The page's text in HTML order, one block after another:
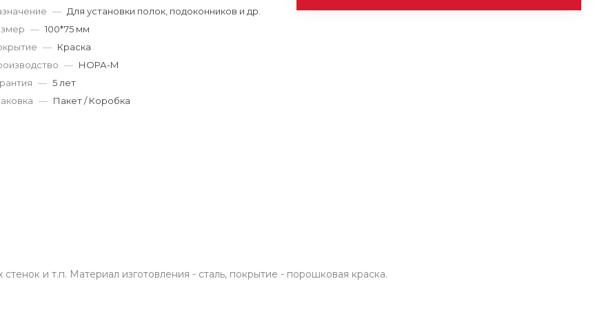
Пн-Пт: 9:00-19:00
— Для установки полок, подоконников и др.
— 100*75 мм
— Краска
— НОРА-М
— 5 лет
— Пакет / Коробка
и т.п. Материал изготовления - сталь, покрытие - порошковая краска.